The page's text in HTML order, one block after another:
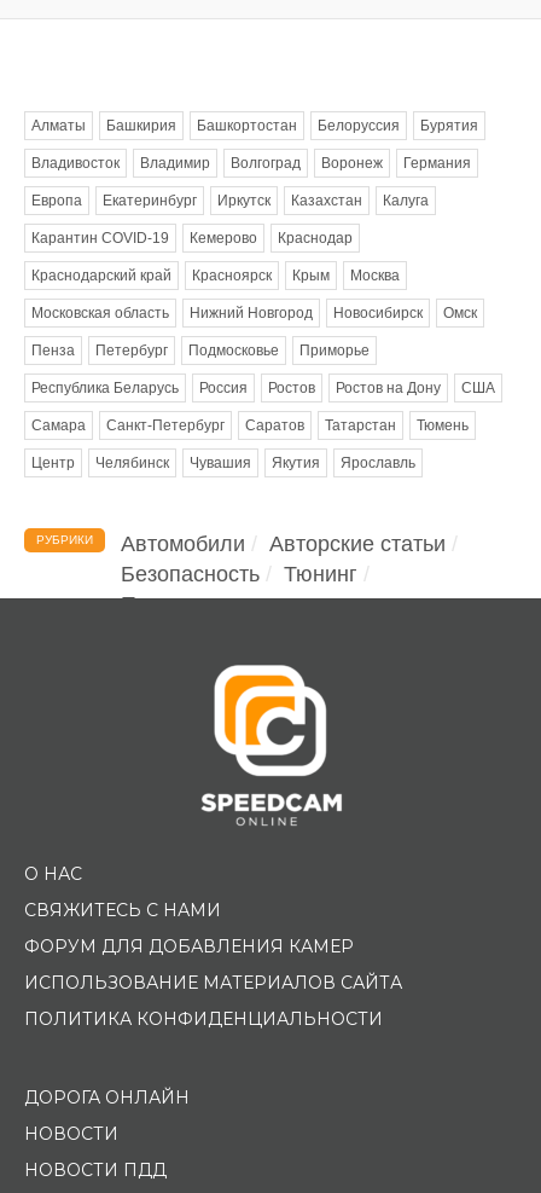
Алматы Башкирия Башкортостан Белоруссия Бурятия
Владивосток Владимир Волгоград Воронеж Германия
Европа Екатеринбург Иркутск Казахстан Калуга
Карантин COVID-19 Кемерово Краснодар
Краснодарский край Красноярск Крым Москва
Московская область Нижний Новгород Новосибирск Омск
Пенза Петербург Подмосковье Приморье
Республика Беларусь Россия Ростов Ростов на Дону США
Самара Санкт-Петербург Саратов Татарстан Тюмень
Центр Челябинск Чувашия Якутия Ярославль
РУБРИКИ Автомобили
Авторские статьи
Безопасность
Тюнинг
Помощь водителю
О НАС
СВЯЖИТЕСЬ С НАМИ
ФОРУМ ДЛЯ ДОБАВЛЕНИЯ КАМЕР
ИСПОЛЬЗОВАНИЕ МАТЕРИАЛОВ САЙТА
ПОЛИТИКА КОНФИДЕНЦИАЛЬНОСТИ
ДОРОГА ОНЛАЙН
НОВОСТИ
НОВОСТИ ПДД